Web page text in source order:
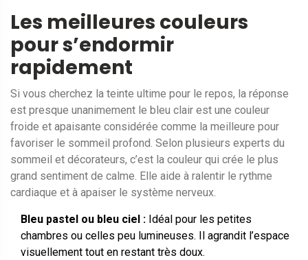
Les meilleures couleurs
pour s’endormir
rapidement
Si vous cherchez la teinte ultime pour le repos, la réponse
est presque unanimement le bleu clair est une couleur
froide et apaisante considérée comme la meilleure pour
favoriser le sommeil profond. Selon plusieurs experts du
sommeil et décorateurs, c’est la couleur qui crée le plus
grand sentiment de calme. Elle aide à ralentir le rythme
cardiaque et à apaiser le système nerveux.
Bleu pastel ou bleu ciel : Idéal pour les petites
chambres ou celles peu lumineuses. Il agrandit l’espace
visuellement tout en restant très doux.